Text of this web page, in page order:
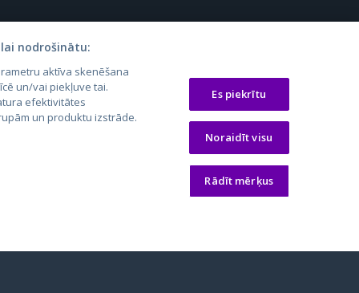
nodrošinātu:
aktīva skenēšana
un/vai piekļuve tai.
efektivitātes
un produktu izstrāde.
Es piekrītu
Noraidīt visu
Rādīt mērķus